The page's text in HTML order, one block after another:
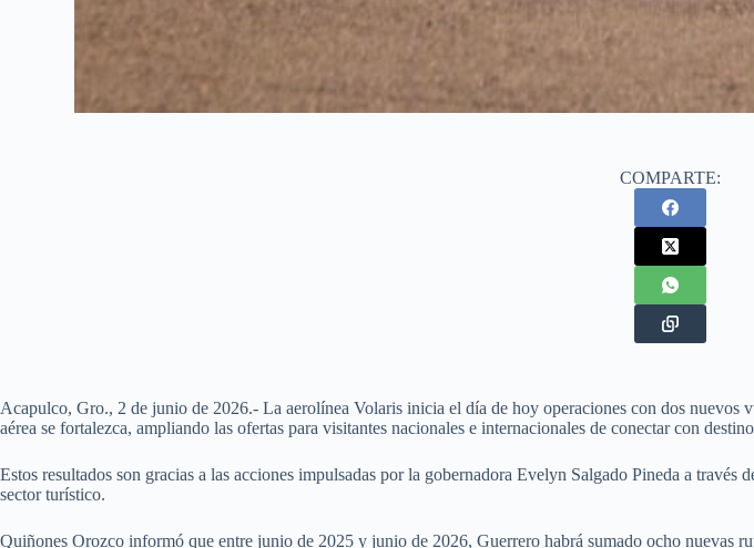
COMPARTE:
Acapulco, Gro., 2 de junio de 2026.- La aerolínea Volaris inicia el día de hoy operaciones con dos
aérea se fortalezca, ampliando las ofertas para visitantes nacionales e internacionales de conectar con
Estos resultados son gracias a las acciones impulsadas por la gobernadora Evelyn Salgado Pineda a
sector turístico.
Quiñones Orozco informó que entre junio de 2025 y junio de 2026, Guerrero habrá sumado ocho nuevas